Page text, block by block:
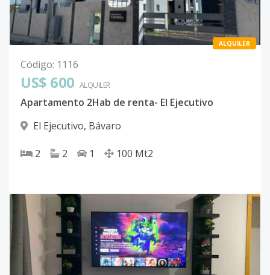
ALQUILER
Código: 1116
US$ 600 ALQUILER
Apartamento 2Hab de renta- El Ejecutivo
El Ejecutivo, Bávaro
2 2 1 100 Mt2